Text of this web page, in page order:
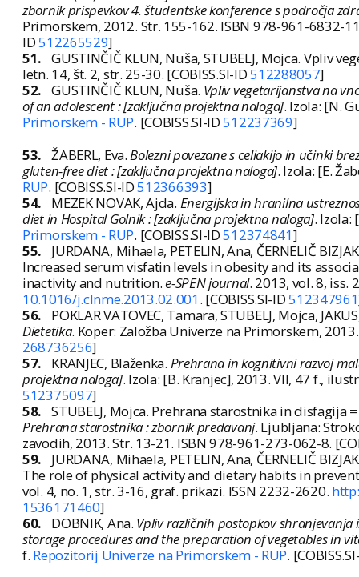
zbornik prispevkov 4. študentske konference s področja
Primorskem, 2012. Str. 155-162. ISBN 978-961-6832-
ID512265529]
51. GUSTINČIČ KLUN, Nuša, STUBELJ, Mojca. Vpliv
letn. 14, št. 2, str. 25-30. [COBISS.SI-ID512288057]
52. GUSTINČIČ KLUN, Nuša. Vpliv vegetarijanstva na
of an adolescent : [zaključna projektna naloga]. Izola: [N.
Primorskem - RUP. [COBISS.SI-ID512237369]
53. ŽABERL, Eva.Bolezni povezane s celiakijo in učinki
gluten-free diet : [zaključna projektna naloga]. Izola: [E.
RUP. [COBISS.SI-ID512366393]
54.
MEZEK NOVAK, Ajda. Energijska in hranilna
diet in Hospital Golnik : [zaključna projektna naloga]. Izola:
Primorskem - RUP. [COBISS.SI-ID512374841]
55.
JURDANA, Mihaela, PETELIN, Ana, ČERNELIČ
Increased serum visfatin levels in obesity and its
inactivity and nutrition.e-SPEN journal. 2013, vol. 8, iss.
10.1016/j.clnme.2013.02.001. [COBISS.SI-ID512347961
56.
POKLAR VATOVEC, Tamara, STUBELJ, Mojca,
Dietetika. Koper: Založba Univerze na Primorskem,
268736256]
57.
KRANJEC, Blaženka. Prehrana in kognitivni razvoj
projektna naloga]. Izola: [B. Kranjec], 2013. VII, 47 f.,
512375097]
58. STUBELJ, Mojca. Prehrana starostnika in disfagija
Prehrana starostnika : zbornik predavanj. Ljubljana:
zavodih, 2013. Str. 13-21. ISBN 978-961-273-062-8.
59.
JURDANA, Mihaela, PETELIN, Ana, ČERNELIČ
The role of physical activity and dietary habits in
vol. 4, no. 1, str. 3-16, graf. prikazi. ISSN 2232-2620.
1536171460]
60.
DOBNIK, Ana. Vpliv različnih postopkov
storage procedures and the preparation of vegetables in
f. Repozitorij Univerze na Primorskem - RUP.